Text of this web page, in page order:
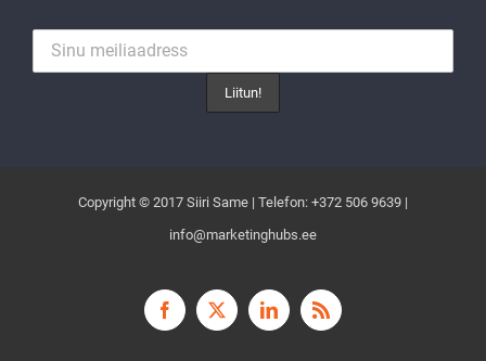
Copyright © 2017 Siiri Same | Telefon: +372 506 9639 |
info@marketinghubs.ee
Facebook
X LinkedInRss